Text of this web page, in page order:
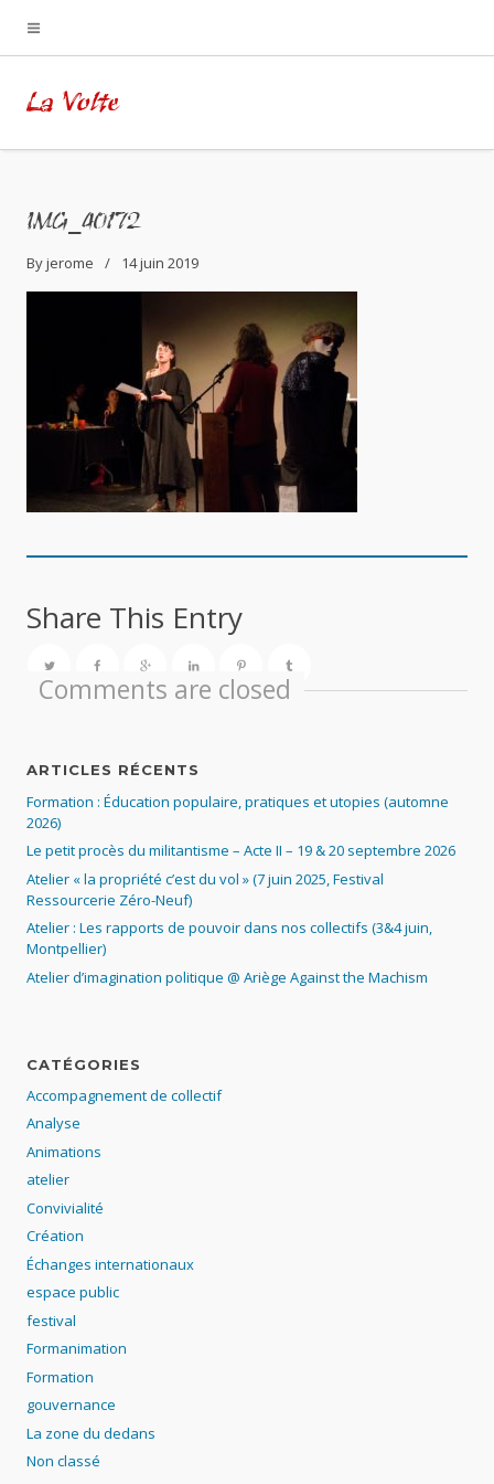
La Volte
IMG_40172
Byjerome 14 juin 2019
Share This Entry
Comments are closed
ARTICLES RÉCENTS
Formation : Éducation populaire, pratiques et utopies (automne
2026)
Le petit procès du militantisme – Acte II – 19 & 20 septembre 2026
Atelier « la propriété c’est du vol » (7 juin 2025, Festival
Ressourcerie Zéro-Neuf)
Atelier : Les rapports de pouvoir dans nos collectifs (3&4 juin,
Montpellier)
Atelier d’imagination politique @ Ariège Against the Machism
CATÉGORIES
Accompagnement de collectif
Analyse
Animations
atelier
Convivialité
Création
Échanges internationaux
espace public
festival
Formanimation
Formation
gouvernance
La zone du dedans
Non classé